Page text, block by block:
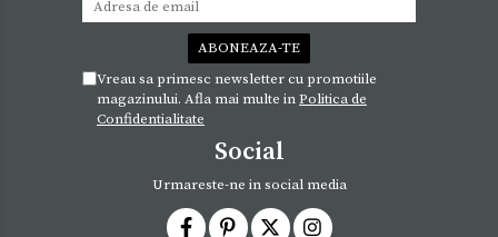
Vreau sa primesc newsletter cu promotiile
magazinului. Afla mai multe inPolitica de
Confidentialitate
Social
Urmareste-ne in social media